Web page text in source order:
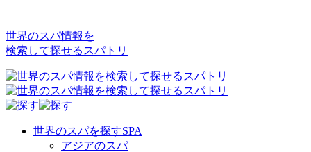
世界のスパ情報を
検索して探せるスパトリ
世界のスパを探すSPA
アジアのスパ